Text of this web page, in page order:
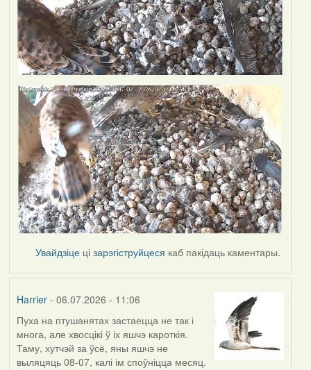
Увайдзіце цізарэгіструйцеся каб пакідаць каментары.
Harrier- 06.07.2026 - 11:06
Пуха на птушанятах застаецца не так і
многа, але хвосцікі ў іх яшчэ кароткія.
Таму, хутчэй за ўсё, яны яшчэ не
выляцяць 08-07, калі ім споўніцца месяц.